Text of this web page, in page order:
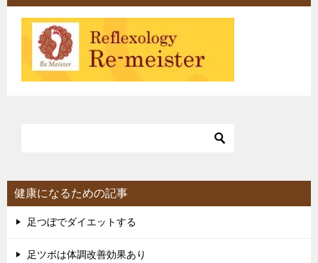
健康になるための記事
足つぼでダイエットする
足ツボは体調改善効果あり